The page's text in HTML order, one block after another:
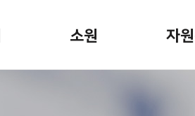
소원 자